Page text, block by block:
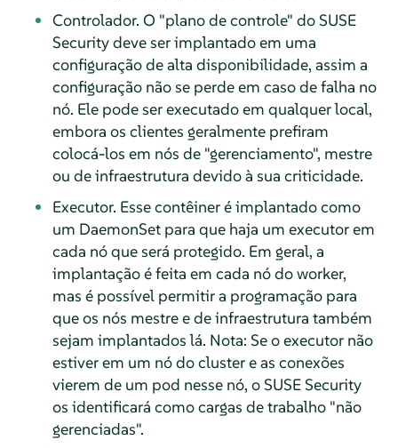
Controlador. O "plano de controle" do SUSE
Security deve ser implantado em uma
configuração de alta disponibilidade, assim a
configuração não se perde em caso de falha no
nó. Ele pode ser executado em qualquer local,
embora os clientes geralmente prefiram
colocá-los em nós de "gerenciamento", mestre
ou de infraestrutura devido à sua criticidade.
Executor. Esse contêiner é implantado como
um DaemonSet para que haja um executor em
cada nó que será protegido. Em geral, a
implantação é feita em cada nó do worker,
mas é possível permitir a programação para
que os nós mestre e de infraestrutura também
sejam implantados lá. Nota: Se o executor não
estiver em um nó do cluster e as conexões
vierem de um pod nesse nó, o SUSE Security
os identificará como cargas de trabalho "não
gerenciadas".